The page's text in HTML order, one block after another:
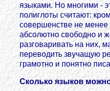
языками. Но многими -
полиглоты считают:
совершенстве не менее
абсолютно свободно и
разговаривать на них,
переводить звучащую
грамотно и понятно
Сколько языков